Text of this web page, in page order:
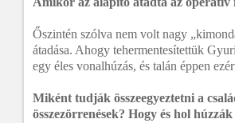
Őszintén szólva nem volt nagy
átadása. Ahogy tehermentesítettük
egy éles vonalhúzás, és talán éppen
Miként tudják összeegyeztetni a
összezörrenések? Hogy és hol